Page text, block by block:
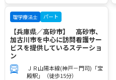
理学療法士 パート
【兵庫県／高砂市】 高砂市、
加古川市を中心に訪問看護サー
ビスを提供しているステーショ
ン
ＪＲ山陽本線(神戸－門司)「宝
殿駅」（徒歩15分）